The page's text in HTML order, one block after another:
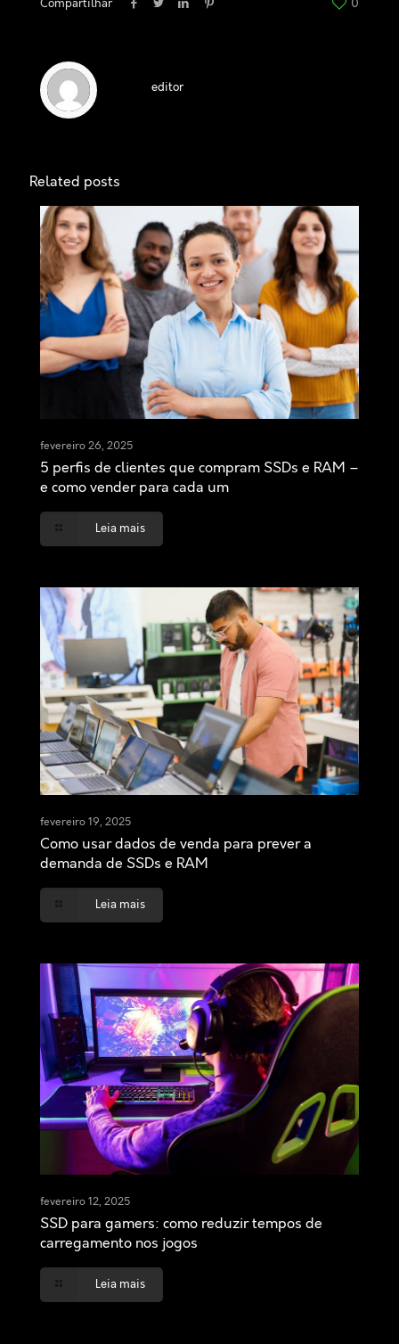
Compartilhar 0
editor
Related posts
fevereiro 26, 2025
5 perfis de clientes que compram SSDs e RAM –
e como vender para cada um
Leia mais
fevereiro 19, 2025
Como usar dados de venda para prever a
demanda de SSDs e RAM
Leia mais
fevereiro 12, 2025
SSD para gamers: como reduzir tempos de
carregamento nos jogos
Leia mais